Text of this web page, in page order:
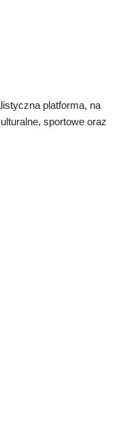
platforma, na
sportowe oraz